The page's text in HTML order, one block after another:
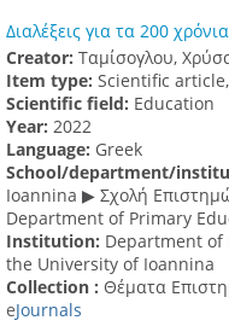
Διαλέξεις για τα 200
Creator: Ταμίσογλου,
Item type: Scientific
Scientific field: Education
Υear: 2022
Language: Greek
School/department/
Ioannina ▶ Σχολή
Department of Primary
Institution: Department of
the University of Ioannina
Collection : Θέματα
eJournals